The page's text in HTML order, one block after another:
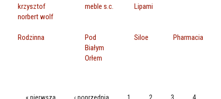
krzysztof
norbert wolf
meble s.c.
Lipami
Rodzinna
Pod
Białym
Orłem
Siloe Pharmacia